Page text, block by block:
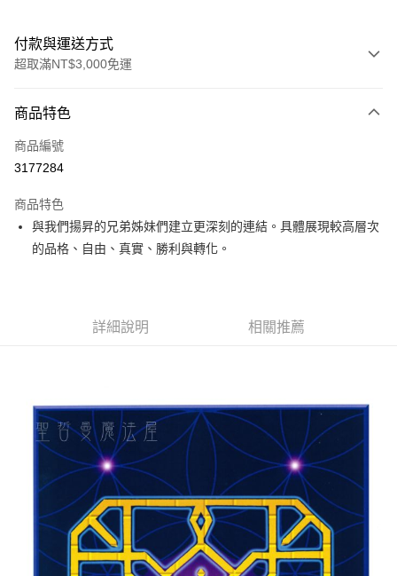
付款與運送方式
超取滿NT$3,000免運
信用卡一次付款
超商取貨付款
Apple Pay
街口支付
每筆NT$80，滿NT$3,000(含以上)免運費
7-11取貨付款
每筆NT$80，滿NT$3,000(含以上)免運費
賣家宅配幫您送（台灣）
每筆NT$80，滿NT$3,000(含以上)免運費
郵局幫你送（離島）
商品特色
商品編號
3177284
商品特色
與我們揚昇的兄弟姊妹們建立更深刻的連結。具體展現較高層次
的品格、自由、真實、勝利與轉化。
詳細說明 相關推薦